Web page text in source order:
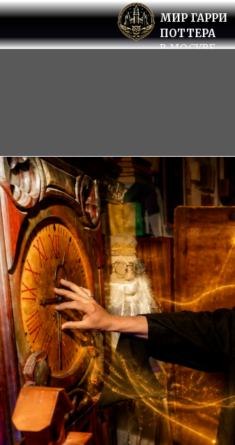
МИР ГАРРИ
ПОТТЕРА
В МОСКВЕ